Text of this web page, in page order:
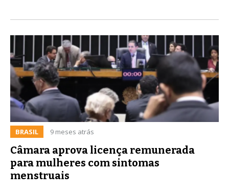
BRASIL 9 meses atrás
Câmara aprova licença remunerada
para mulheres com sintomas
menstruais